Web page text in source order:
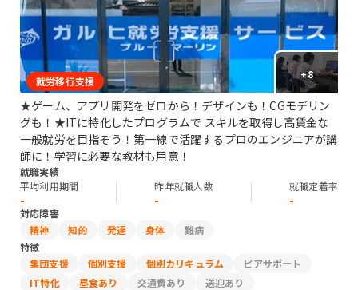
+8
就労移行支援
★ゲーム、アプリ開発をゼロから！デザインも！CGモデリン
グも！★ITに特化したプログラムで スキルを取得し高賃金な
一般就労を目指そう！第一線で活躍するプロのエンジニアが講
師に！学習に必要な教材も用意！
就職実績
平均利用期間
-
昨年就職人数
-
就職定着率
-
対応障害
精神
知的 発達 身体
難病
特徴
集団支援
個別支援 個別カリキュラム
ピアサポート
IT特化
昼食あり 交通費あり
送迎あり